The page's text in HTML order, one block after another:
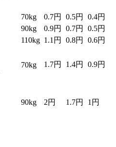
70kg 0.7円 0.5円
0.4円
90kg
0.9円 0.7円
0.5円
110kg 1.1円 0.8円
0.6円
70kg 1.7円 1.4円 0.9円
90kg 2円 1.7円 1円